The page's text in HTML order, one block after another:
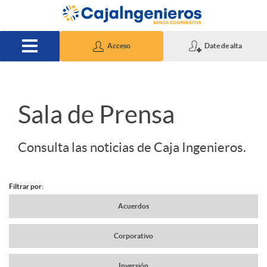
Saltar al contenido principal
Acceso Date de alta
S
i
d
Sala de Prensa
Consulta las noticias de Caja Ingenieros.
N
a
Filtrar por:
Acuerdos
Corporativo